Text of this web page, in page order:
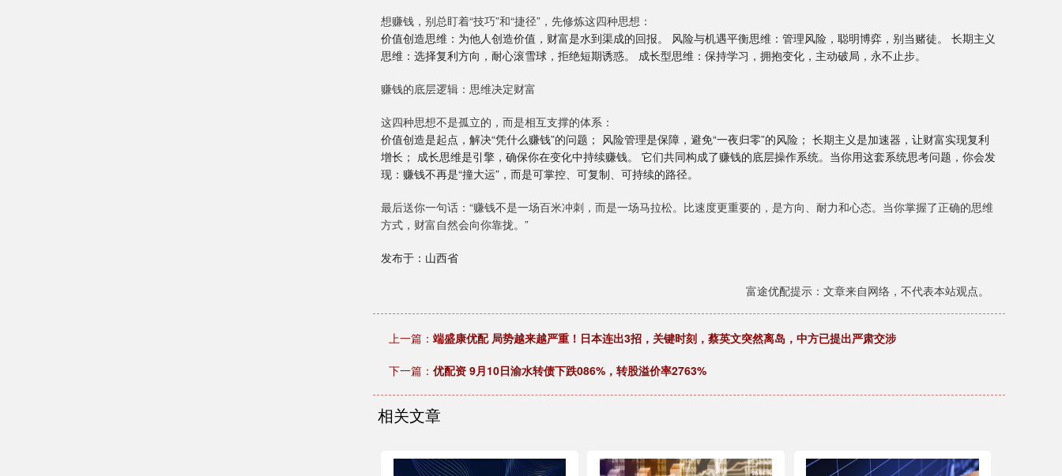
想赚钱，别总盯着“技巧”和“捷径”，先修炼这四种思想：
价值创造思维：为他人创造价值，财富是水到渠成的回报。 风险与机遇平衡思维：管理风险，聪明博弈，别当赌徒。 长期主义
思维：选择复利方向，耐心滚雪球，拒绝短期诱惑。 成长型思维：保持学习，拥抱变化，主动破局，永不止步。
赚钱的底层逻辑：思维决定财富
这四种思想不是孤立的，而是相互支撑的体系：
价值创造是起点，解决“凭什么赚钱”的问题； 风险管理是保障，避免“一夜归零”的风险； 长期主义是加速器，让财富实现复利
增长； 成长思维是引擎，确保你在变化中持续赚钱。 它们共同构成了赚钱的底层操作系统。当你用这套系统思考问题，你会发
现：赚钱不再是“撞大运”，而是可掌控、可复制、可持续的路径。
最后送你一句话：“赚钱不是一场百米冲刺，而是一场马拉松。比速度更重要的，是方向、耐力和心态。当你掌握了正确的思维
方式，财富自然会向你靠拢。”
发布于：山西省
富途优配提示：文章来自网络，不代表本站观点。
上一篇： 端盛康优配 局势越来越严重！日本连出3招，关键时刻，蔡英文突然离岛，中方已提出严肃交涉
下一篇： 优配资 9月10日渝水转债下跌086%，转股溢价率2763%
相关文章